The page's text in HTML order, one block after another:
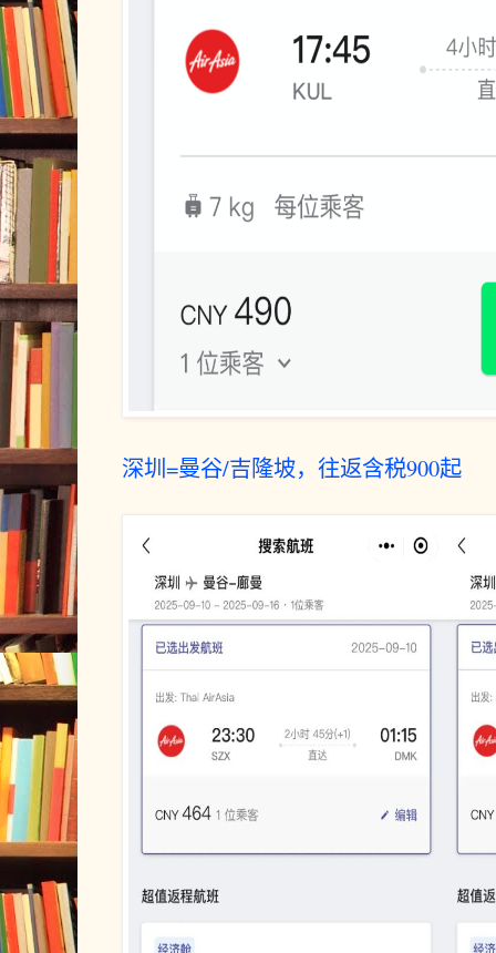
深圳=曼谷/吉隆坡，往返含税900起